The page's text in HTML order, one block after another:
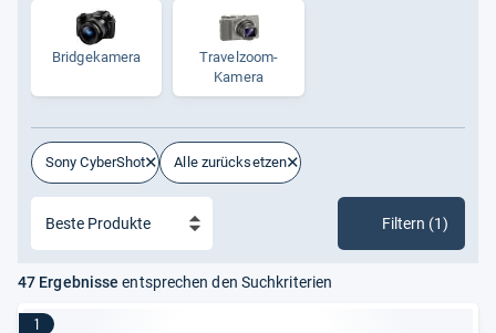
Bridge­ka­mera
Tra­vel­zoom-​
Kamera
Sony CyberShot Alle zurücksetzen
Filtern (1)
47 Ergebnisse entsprechen den Suchkriterien
1